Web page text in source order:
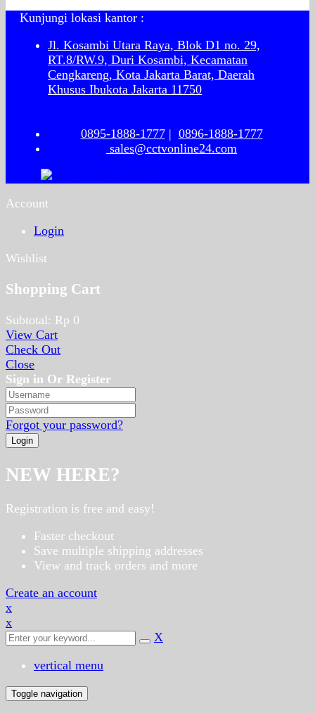
Kunjungi lokasi kantor :
Jl. Kosambi Utara Raya, Blok D1 no. 29,
RT.8/RW.9, Duri Kosambi, Kecamatan
Cengkareng, Kota Jakarta Barat, Daerah
Khusus Ibukota Jakarta 11750
0895-1888-1777| 0896-1888-1777
sales@cctvonline24.com
Account
Login
Wishlist
Shopping Cart
Subtotal: Rp 0
View Cart
Check Out
Close
Sign in Or Register
Forgot your password?
NEW HERE?
Registration is free and easy!
Faster checkout
Save multiple shipping addresses
View and track orders and more
Create an account
x
x
X
vertical menu
Toggle navigation